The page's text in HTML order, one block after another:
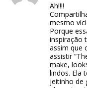
Ah!!!!
mesmo
Porque
inspiração
assim que
assistir
make,
lindos. Ela
jeitinho de